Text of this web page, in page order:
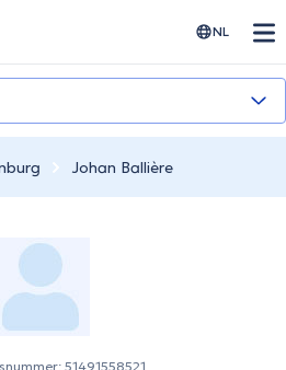
NL
Johan Ballière
51491558521